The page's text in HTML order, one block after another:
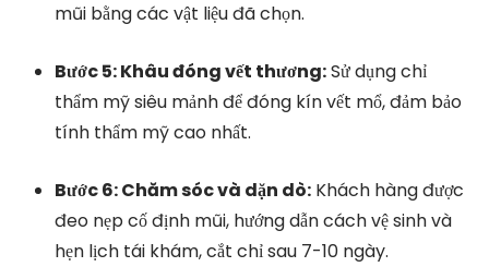
mũi bằng các vật liệu đã chọn.
Bước 5: Khâu đóng vết thương:Sử dụng chỉ
thẩm mỹ siêu mảnh để đóng kín vết mổ, đảm bảo
tính thẩm mỹ cao nhất.
Bước 6: Chăm sóc và dặn dò: Khách hàng được
đeo nẹp cố định mũi, hướng dẫn cách vệ sinh và
hẹn lịch tái khám, cắt chỉ sau 7-10 ngày.